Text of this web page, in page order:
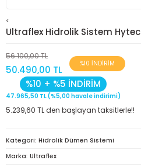
<
Ultraflex Hidrolik Sistem
56.100,00 TL
50.490,00 TL
%10 İNDİRİM
%10 + %5 İNDİRİM
47.965,50 TL (%5,00 havale indirimi)
5.239,60 TL den başlayan taksitlerle!!
Kategori Hidrolik Dümen Sistemi
Marka Ultraflex